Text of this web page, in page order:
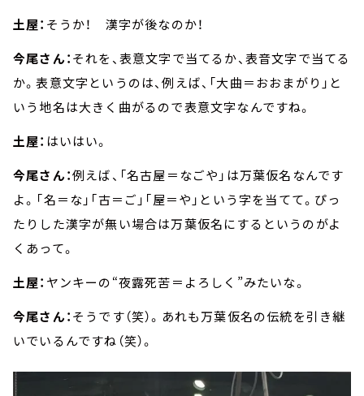
土屋： そうか！ 漢字が後なのか！
今尾さん：それを、表意文字で当てるか、表音文字で当てる
か。表意文字というのは、例えば、「大曲＝おおまがり」と
いう地名は大きく曲がるので表意文字なんですね。
土屋： はいはい。
今尾さん：例えば、「名古屋＝なごや」は万葉仮名なんです
よ。「名＝な」「古＝ご」「屋＝や」という字を当てて。ぴっ
たりした漢字が無い場合は万葉仮名にするというのがよ
くあって。
土屋： ヤンキーの“夜露死苦＝よろしく”みたいな。
今尾さん：そうです（笑）。あれも万葉仮名の伝統を引き継
いでいるんですね（笑）。